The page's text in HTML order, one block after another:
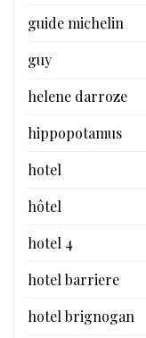
guide michelin
guy
helene darroze
hippopotamus
hotel
hôtel
hotel 4
hotel barriere
hotel brignogan